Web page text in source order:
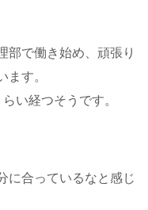
部で働き始め、頑張り
ます。
い経つそうです。
に合っているなと感じ